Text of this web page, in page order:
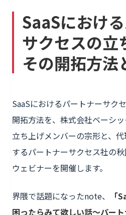
SaaSにおけ
サクセスの立
その開拓方法
SaaSにおけるパートナーサク
開拓方法を、株式会社ベーシ
立ち上げメンバーの宗形と、
するパートナーサクセス社の
ウェビナーを開催します。
界隈で話題になったnote、 「
困ったらみて欲しい話〜パー